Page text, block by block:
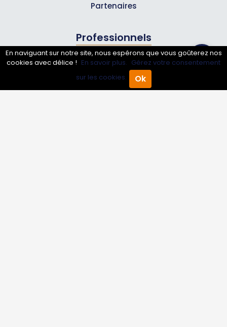
Annuaire Pro Agenda
Partenaires
Professionnels
Annuaire pro
Inscrire mon entreprise
En naviguant sur notre site, nous espérons que vous goûterez nos
cookies avec délice ! En savoir plus. Gérez votre consentement
sur les cookies.
Ok